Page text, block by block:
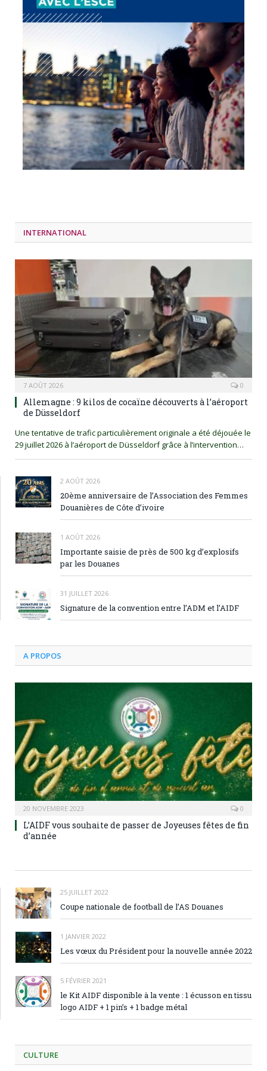
INTERNATIONAL
7 AOÛT 2026 0
Allemagne : 9 kilos de cocaïne découverts à l’aéroport
de Düsseldorf
Une tentative de trafic particulièrement originale a été déjouée le
29 juillet 2026 à l’aéroport de Düsseldorf grâce à l’intervention…
2 AOÛT 2026
20ème anniversaire de l’Association des Femmes
Douanières de Côte d’ivoire
1 AOÛT 2026
Importante saisie de près de 500 kg d’explosifs
par les Douanes
31 JUILLET 2026
Signature de la convention entre l’ADM et l’AIDF
A PROPOS
20 NOVEMBRE 2023 0
L’AIDF vous souhaite de passer de Joyeuses fêtes de fin
d’année
25 JUILLET 2022
Coupe nationale de football de l’AS Douanes
1 JANVIER 2022
Les vœux du Président pour la nouvelle année 2022
5 FÉVRIER 2021
le Kit AIDF disponible à la vente : 1 écusson en tissu
logo AIDF + 1 pin’s + 1 badge métal
CULTURE